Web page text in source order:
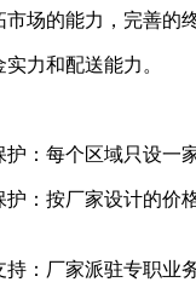
场的能力，完善的
力和配送能力。
：每个区域只设一
护：按厂家设计的价
持：厂家派驻专职业